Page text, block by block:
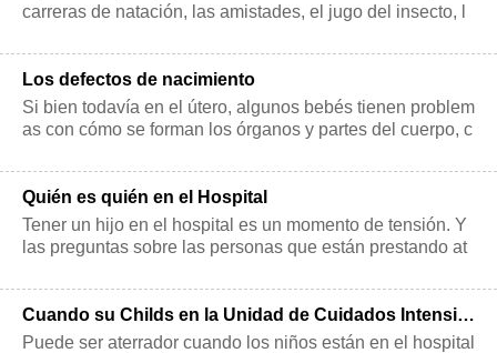
carreras de natación, las amistades, el jugo del insecto, l
Los defectos de nacimiento
Si bien todavía en el útero, algunos bebés tienen problem
as con cómo se forman los órganos y partes del cuerpo, c
Quién es quién en el Hospital
Tener un hijo en el hospital es un momento de tensión. Y
las preguntas sobre las personas que están prestando at
Cuando su Childs en la Unidad de Cuidados Intensivos de Pediatría
Puede ser aterrador cuando los niños están en el hospital